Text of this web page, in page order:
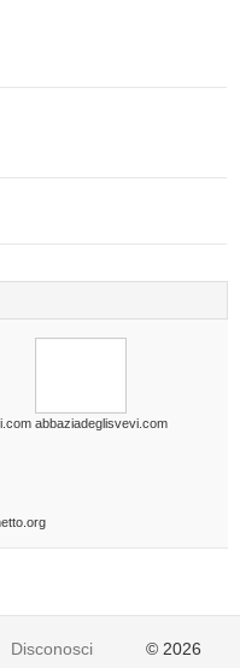
abbaziadeglisvevi.com
Disconoscimento
© 2026